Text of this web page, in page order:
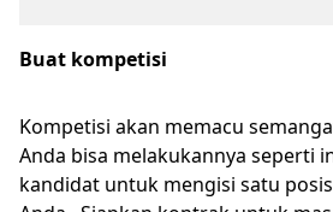
Buat kompetisi
Kompetisi akan memacu
Anda bisa melakukannya seperti
kandidat untuk mengisi satu